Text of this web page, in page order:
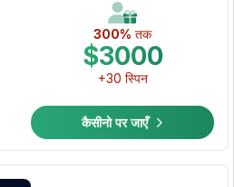
300% तक
$3000
+30 स्पिन
कैसीनो पर जाएँ